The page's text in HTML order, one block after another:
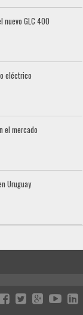
nuevo GLC 400
eléctrico
el mercado
Uruguay